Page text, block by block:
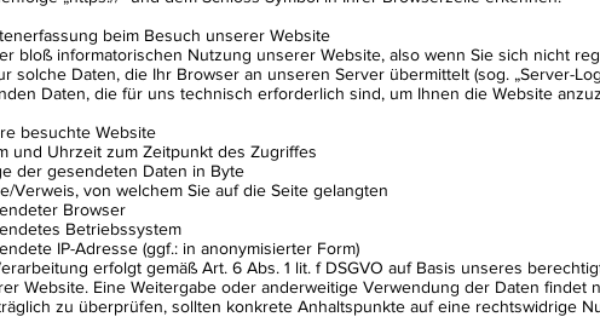
beim Besuch unserer Website
bloß informatorischen Nutzung unserer Website, also wenn Sie sich nicht
solche Daten, die Ihr Browser an unseren Server übermittelt (sog. „Server-
Daten, die für uns technisch erforderlich sind, um Ihnen die Website
besuchte Website
und Uhrzeit zum Zeitpunkt des Zugriffes
der gesendeten Daten in Byte
Verweis, von welchem Sie auf die Seite gelangten
Browser
Betriebssystem
IP-Adresse (ggf.: in anonymisierter Form)
erfolgt gemäß Art. 6 Abs. 1 lit. f DSGVO auf Basis unseres
Website. Eine Weitergabe oder anderweitige Verwendung der Daten findet
zu überprüfen, sollten konkrete Anhaltspunkte auf eine rechtswidrige